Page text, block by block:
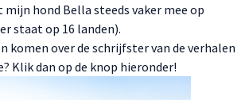
hond Bella steeds vaker mee op
staat op 16 landen).
komen over de schrijfster van de verhalen
Klik dan op de knop hieronder!